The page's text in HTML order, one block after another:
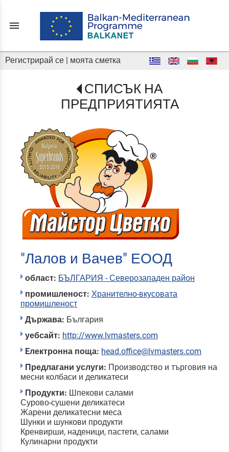
menu
Регистрирай се | моята сметка
СПИСЪК НА
ПРЕДПРИЯТИЯТА
"Лалов и Вачев" ЕООД
област: БЪЛГАРИЯ - Северозападен район
промишленост: Хранително-вкусовата
промишленост
Държава: България
уебсайт: http://www.lvmasters.com
Eлектронна поща: head.office@lvmasters.com
Предлагани услуги: Производство и търговия на
месни колбаси и деликатеси
Продукти: Шпекови салами
Сурово-сушени деликатеси
Жарени деликатесни меса
Шунки и шункови продукти
Кренвирши, наденици, пастети, салами
Кулинарни продукти